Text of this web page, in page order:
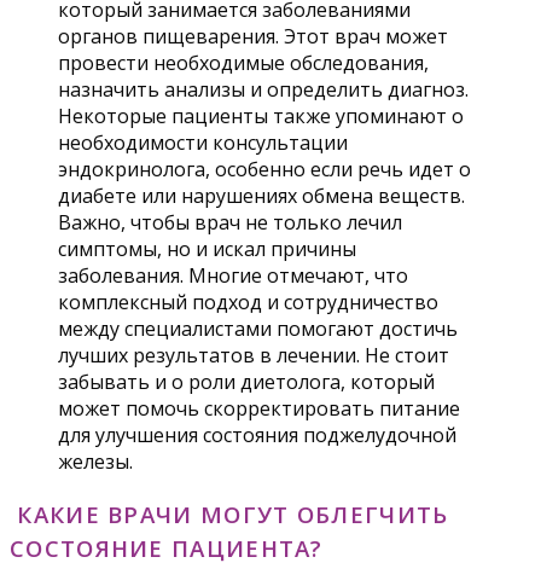
который занимается заболеваниями
органов пищеварения. Этот врач может
провести необходимые обследования,
назначить анализы и определить диагноз.
Некоторые пациенты также упоминают о
необходимости консультации
эндокринолога, особенно если речь идет о
диабете или нарушениях обмена веществ.
Важно, чтобы врач не только лечил
симптомы, но и искал причины
заболевания. Многие отмечают, что
комплексный подход и сотрудничество
между специалистами помогают достичь
лучших результатов в лечении. Не стоит
забывать и о роли диетолога, который
может помочь скорректировать питание
для улучшения состояния поджелудочной
железы.
КАКИЕ ВРАЧИ МОГУТ ОБЛЕГЧИТЬ
СОСТОЯНИЕ ПАЦИЕНТА?